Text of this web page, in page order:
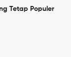
Tetap Populer